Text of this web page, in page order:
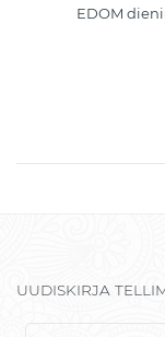
EDOM
UUDISKIRJA